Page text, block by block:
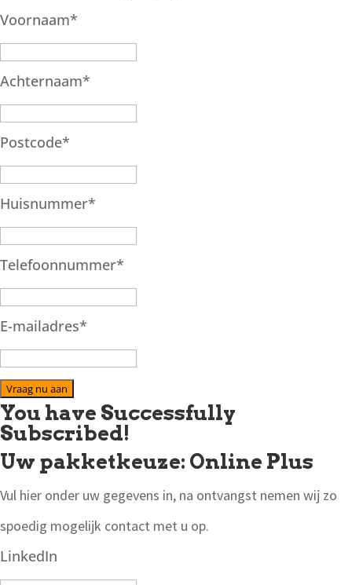
Voornaam*
Achternaam*
Postcode*
Huisnummer*
Telefoonnummer*
E-mailadres*
Vraag nu aan
You have Successfully
Subscribed!
Uw pakketkeuze: Online Plus
Vul hier onder uw gegevens in, na ontvangst nemen wij zo
spoedig mogelijk contact met u op.
LinkedIn